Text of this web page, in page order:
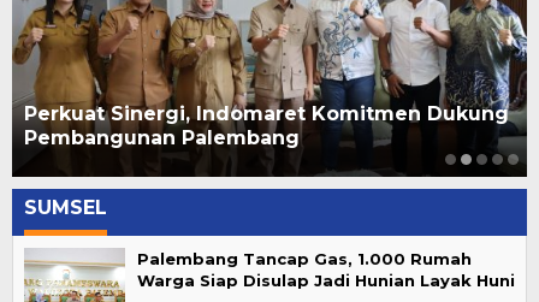
Perkuat Sinergi, Indomaret Komitmen Dukung
Pembangunan Palembang
SUMSEL
Palembang Tancap Gas, 1.000 Rumah
Warga Siap Disulap Jadi Hunian Layak Huni